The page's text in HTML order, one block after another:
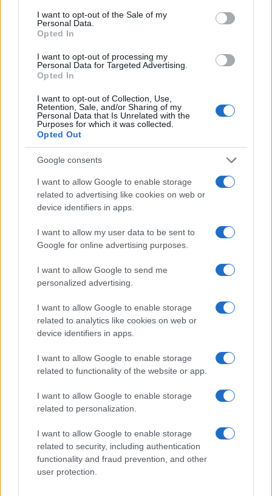
consent section.
I want to opt-out of the Sale of my
Personal Data.
Opted In
I want to opt-out of processing my
Personal Data for Targeted Advertising.
Opted In
I want to opt-out of Collection, Use,
Retention, Sale, and/or Sharing of my
Personal Data that Is Unrelated with the
Purposes for which it was collected.
Opted Out
Google consents
I want to allow Google to enable storage
related to advertising like cookies on web or
device identifiers in apps.
I want to allow my user data to be sent to
Google for online advertising purposes.
I want to allow Google to send me
personalized advertising.
I want to allow Google to enable storage
related to analytics like cookies on web or
device identifiers in apps.
I want to allow Google to enable storage
related to functionality of the website or app.
I want to allow Google to enable storage
related to personalization.
I want to allow Google to enable storage
related to security, including authentication
functionality and fraud prevention, and other
user protection.
evitando di cadere nel tranello dell’illusione che
basti un bando per risolvere problemi complessi e
AUTORE
AiAdhubMedia
Continua a leggere
B2B NEWS